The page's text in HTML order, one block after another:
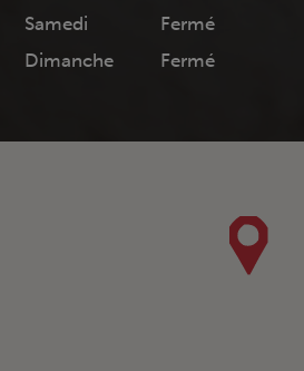
Samedi
Fermé
Dimanche
Fermé